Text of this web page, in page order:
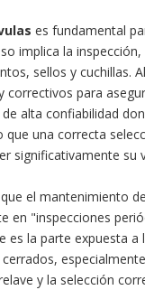
es fundamental
implica la
sellos y cuchillas.
para
alta confiabilidad
una correcta
significativamente su
el mantenimiento de
en "inspecciones
es la parte expuesta
y la selección